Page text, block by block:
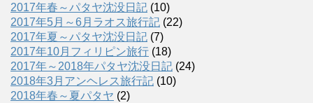
2017年春～パタヤ沈没日記 (10)
2017年5月～6月ラオス旅行記 (22)
2017年夏～パタヤ沈没日記 (7)
2017年10月フィリピン旅行 (18)
2017年～2018年パタヤ沈没日記 (24)
2018年3月アンヘレス旅行記 (10)
2018年春～夏パタヤ (2)